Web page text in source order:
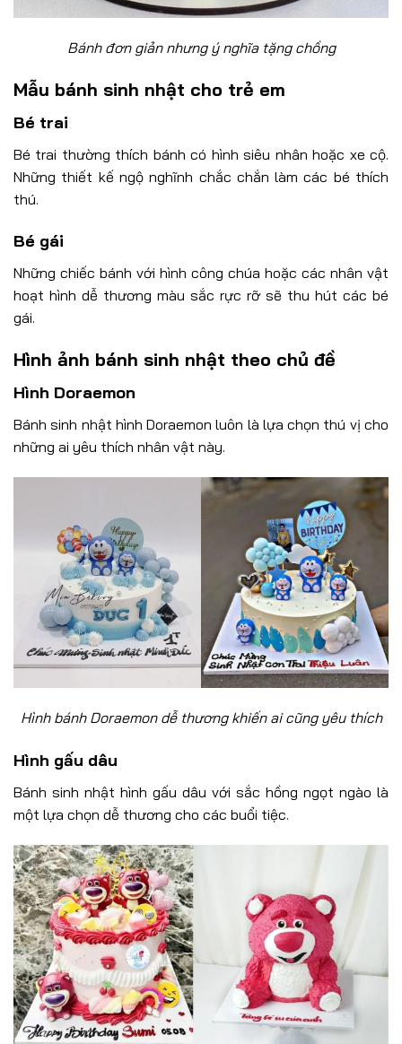
Bánh đơn giản nhưng ý nghĩa tặng chồng
Mẫu bánh sinh nhật cho trẻ em
Bé trai
Bé trai thường thích bánh có hình siêu nhân hoặc xe cộ.
Những thiết kế ngộ nghĩnh chắc chắn làm các bé thích
thú.
Bé gái
Những chiếc bánh với hình công chúa hoặc các nhân vật
hoạt hình dễ thương màu sắc rực rỡ sẽ thu hút các bé
gái.
Hình ảnh bánh sinh nhật theo chủ đề
Hình Doraemon
Bánh sinh nhật hình Doraemon luôn là lựa chọn thú vị cho
những ai yêu thích nhân vật này.
Hình bánh Doraemon dễ thương khiến ai cũng yêu thích
Hình gấu dâu
Bánh sinh nhật hình gấu dâu với sắc hồng ngọt ngào là
một lựa chọn dễ thương cho các buổi tiệc.